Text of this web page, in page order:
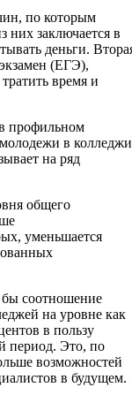
по которым
них заключается в
деньги.
(ЕГЭ),
время и
профильном
в колледжи
на ряд
общего
уменьшается
соотношение
на уровне как
в пользу
период. Это, по
возможностей
в будущем.